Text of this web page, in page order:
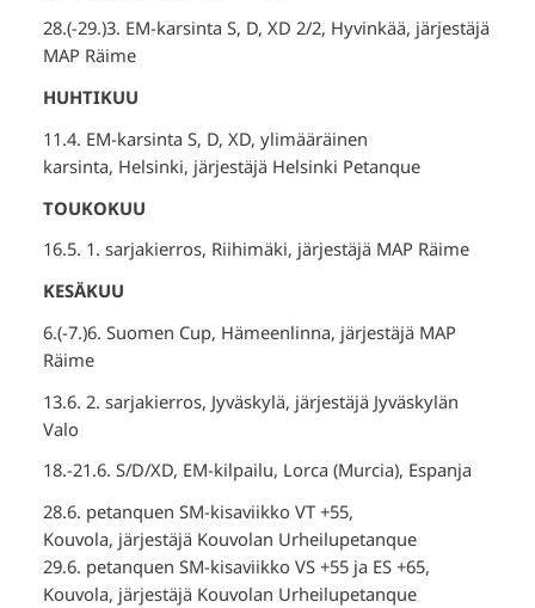
28.(-29.)3. EM-karsinta S, D, XD 2/2, Hyvinkää, järjestäjä
MAP Räime
HUHTIKUU
11.4. EM-karsinta S, D, XD, ylimääräinen
karsinta, Helsinki, järjestäjä Helsinki Petanque
TOUKOKUU
16.5. 1. sarjakierros, Riihimäki, järjestäjä MAP Räime
KESÄKUU
6.(-7.)6. Suomen Cup, Hämeenlinna, järjestäjä MAP
Räime
13.6. 2. sarjakierros, Jyväskylä, järjestäjä Jyväskylän
Valo
18.-21.6. S/D/XD, EM-kilpailu, Lorca (Murcia), Espanja
28.6. petanquen SM-kisaviikko VT +55,
Kouvola, järjestäjä Kouvolan Urheilupetanque
29.6. petanquen SM-kisaviikko VS +55 ja ES +65,
Kouvola, järjestäjä Kouvolan Urheilupetanque